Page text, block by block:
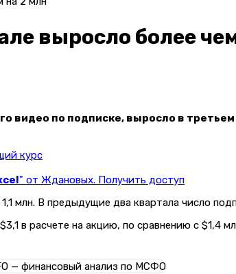
выросло более
видео по подписке, выросло в
курс
" от Ждановых. Получить доступ
млн. В предыдущие два квартала число
в расчете на акцию, по сравнению с $1,4